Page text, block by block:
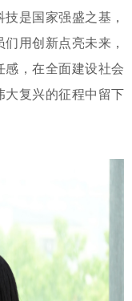
是国家强盛之基，
用创新点亮未来，
感，在全面建设社会
大复兴的征程中留下